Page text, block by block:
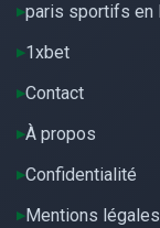
paris sportifs en
1xbet
Contact
À propos
Confidentialité
Mentions légales